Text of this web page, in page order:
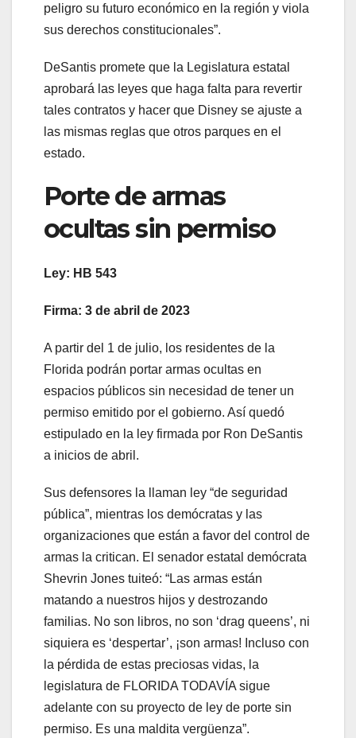
peligro su futuro económico en la región y viola
sus derechos constitucionales”.
DeSantis promete que la Legislatura estatal
aprobará las leyes que haga falta para revertir
tales contratos y hacer que Disney se ajuste a
las mismas reglas que otros parques en el
estado.
Porte de armas
ocultas sin permiso
Ley: HB 543
Firma: 3 de abril de 2023
A partir del 1 de julio, los residentes de la
Florida podrán portar armas ocultas en
espacios públicos sin necesidad de tener un
permiso emitido por el gobierno. Así quedó
estipulado en la ley firmada por Ron DeSantis
a inicios de abril.
Sus defensores la llaman ley “de seguridad
pública”, mientras los demócratas y las
organizaciones que están a favor del control de
armas la critican. El senador estatal demócrata
Shevrin Jones tuiteó: “Las armas están
matando a nuestros hijos y destrozando
familias. No son libros, no son ‘drag queens’, ni
siquiera es ‘despertar’, ¡son armas! Incluso con
la pérdida de estas preciosas vidas, la
legislatura de FLORIDA TODAVÍA sigue
adelante con su proyecto de ley de porte sin
permiso. Es una maldita vergüenza”.